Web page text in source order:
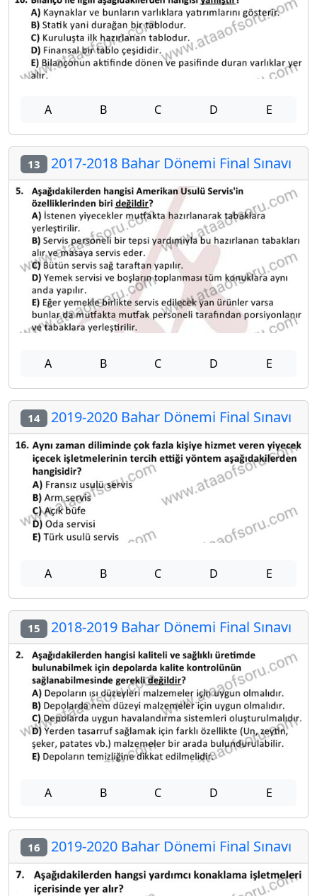
A B C D E
13 2017-2018 Bahar Dönemi Final Sınavı
A B C D E
14 2019-2020 Bahar Dönemi Final Sınavı
A B C D E
15 2018-2019 Bahar Dönemi Final Sınavı
A B C D E
16 2019-2020 Bahar Dönemi Final Sınavı